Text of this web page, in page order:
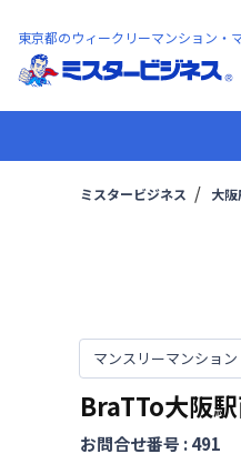
東京都のウィークリーマンション・
ミスタービジネス 大
マンスリーマンション
BraTTo大阪
お問合せ番号 :491